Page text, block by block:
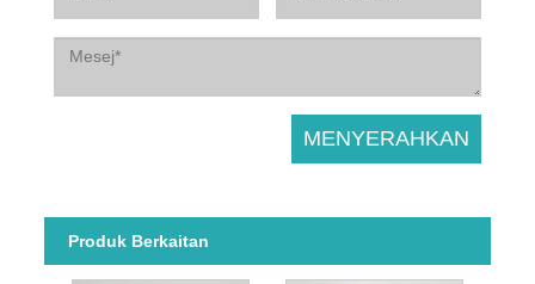
Produk Berkaitan